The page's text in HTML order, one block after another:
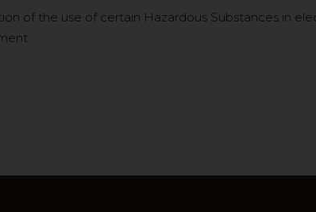
of the use of certain Hazardous Substances in